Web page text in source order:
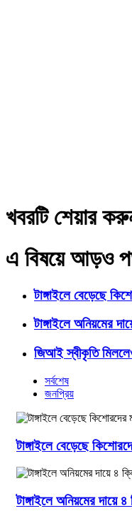
খবরটি শেয়ার
এ বিষয়ে আড়ও
টাঙ্গাইলে বেড়েছে
টাঙ্গাইলে অনিয়মের
জিআই স্বীকৃতি
সর্বশেষ
জনপ্রিয়
টাঙ্গাইলে বেড়েছে
টাঙ্গাইলে অনিয়মের দায়ে